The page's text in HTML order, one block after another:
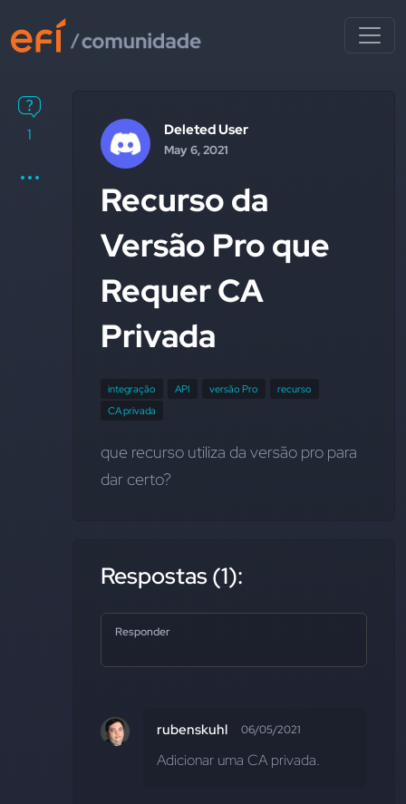
1 Deleted User
May 6, 2021
Recurso da
Versão Pro que
Requer CA
Privada
integração API versão Pro
recurso
CA privada
que recurso utiliza da versão pro para
dar certo?
Respostas (1):
Responder
rubenskuhl 06/05/2021
Adicionar uma CA privada.